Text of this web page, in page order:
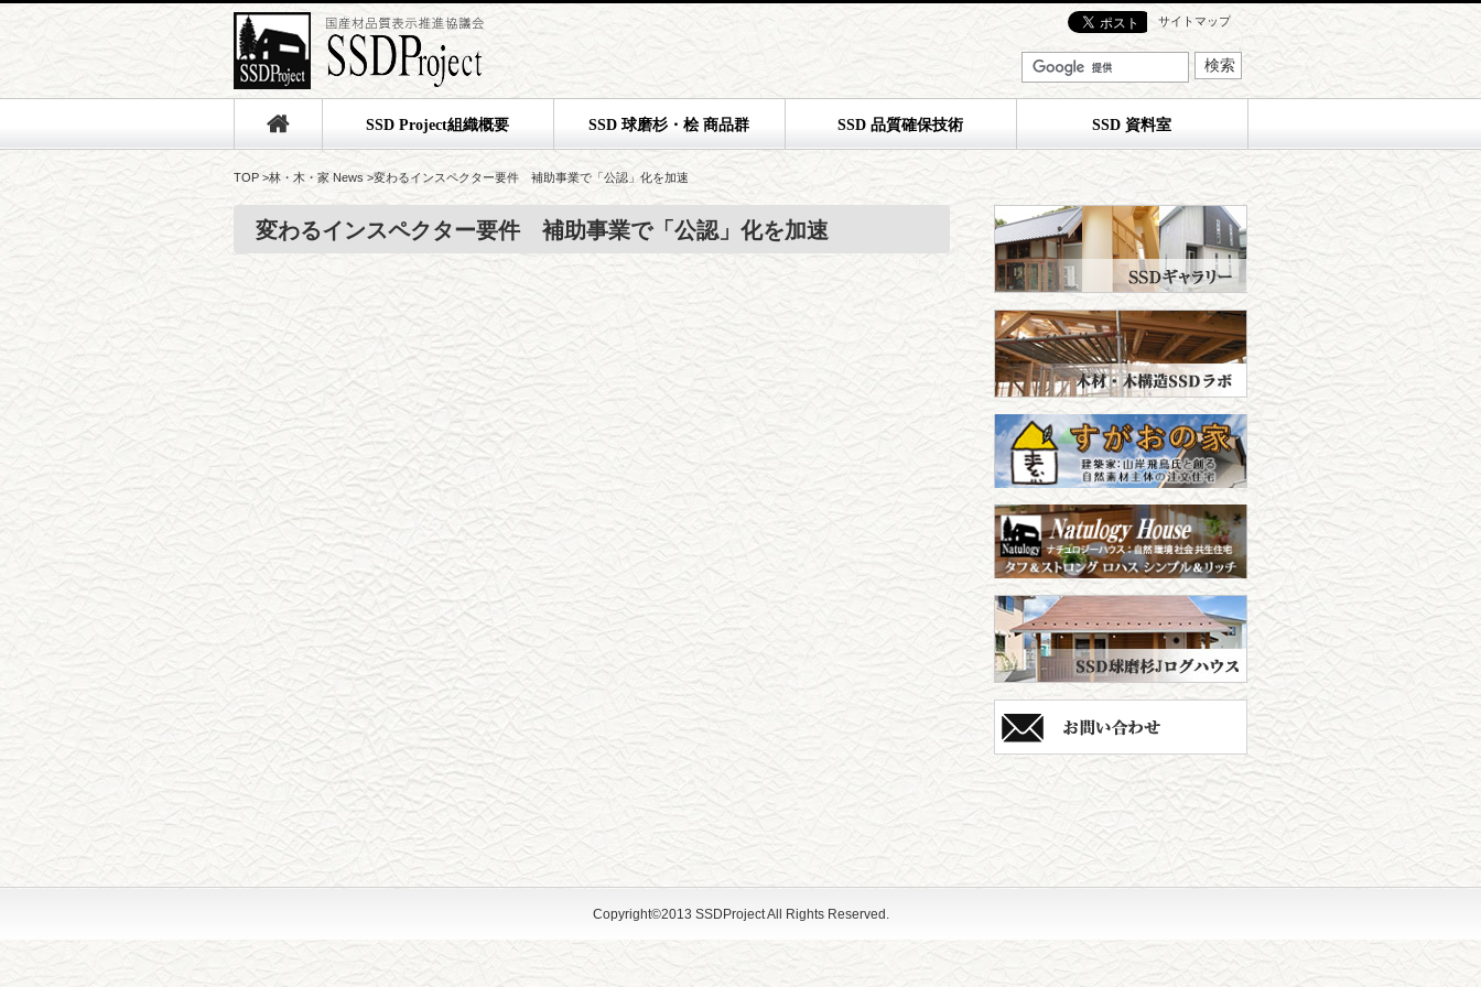
サイトマップ
SSD Project組織概要 SSD 球磨杉・桧 商品群 SSD 品質確保技術 SSD 資料室
TOP >林・木・家 News >変わるインスペクター要件 補助事業で「公認」化を加速
変わるインスペクター要件 補助事業で「公認」化を加速
Copyright©2013 SSDProject All Rights Reserved.